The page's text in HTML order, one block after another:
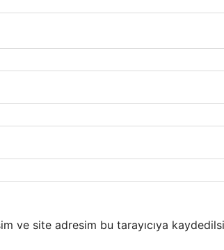
ve site adresim bu tarayıcıya